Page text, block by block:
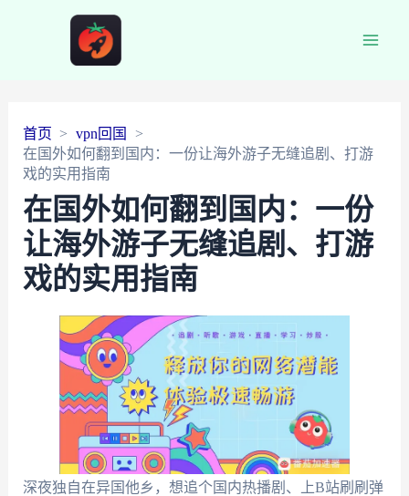
首页
vpn回国
在国外如何翻到国内：一份让海外游子无缝追剧、打游
戏的实用指南
在国外如何翻到国内：一份
让海外游子无缝追剧、打游
戏的实用指南
深夜独自在异国他乡，想追个国内热播剧、上B站刷刷弹